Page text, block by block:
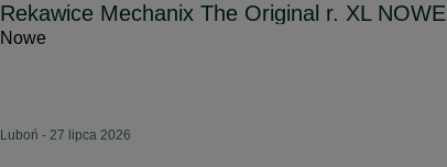
Rekawice Mechanix The Original r. XL NOWE
Nowe
Luboń - 27 lipca 2026